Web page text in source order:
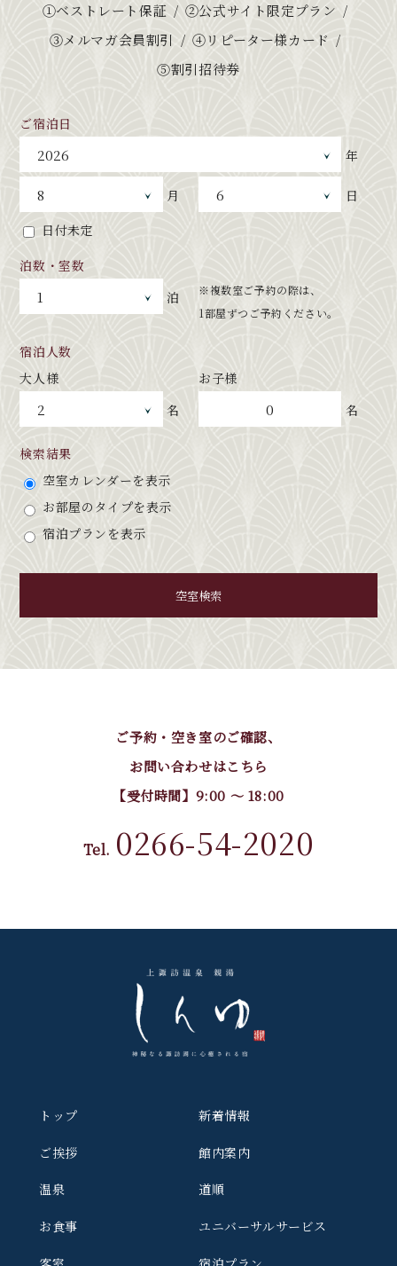
①ベストレート保証
②公式サイト限定プラン
③メルマガ会員割引
④リピーター様カード
⑤割引招待券
ご宿泊日
年
月
日
日付未定
泊数・室数
泊
※複数室ご予約の際は、
1部屋ずつご予約ください。
宿泊人数
大人様
名
お子様
0 名
検索結果
空室カレンダーを表示
お部屋のタイプを表示
宿泊プランを表示
空室検索
ご予約・空き室のご確認、
お問い合わせはこちら
【受付時間】9:00 〜 18:00
Tel. 0266-54-2020
トップ
ご挨拶
温泉
お食事
新着情報
館内案内
道順
ユニバーサルサービス